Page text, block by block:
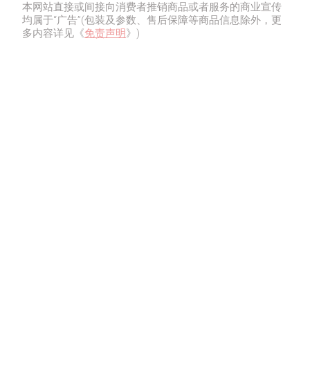
本网站直接或间接向消费者推销商品或者服务的商业宣传
均属于“广告”(包装及参数、售后保障等商品信息除外，更
多内容详见《免责声明》)